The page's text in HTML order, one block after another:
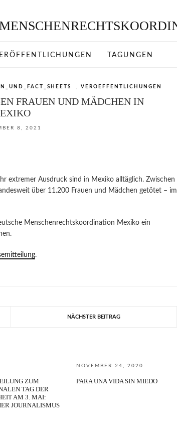
TAGUNGEN
, VEROEFFENTLICHUNGEN
FRAUEN UND MÄDCHEN IN
8, 2021
extremer Ausdruck sind in Mexiko alltäglich. Zwischen
über 11.200 Frauen und Mädchen getötet – im
Menschenrechtskoordination Mexiko ein
.
NÄCHSTER BEITRAG
ZUM
TAG DER
AM 3. MAI:
JOURNALISMUS
NOVEMBER 24, 2020
PARA UNA VIDA SIN MIEDO